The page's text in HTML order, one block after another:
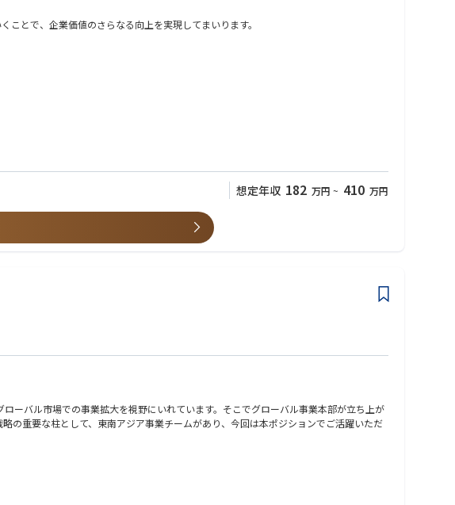
とで、企業価値のさらなる向上を実現してまいります。
想定年収 182 万円 ~ 410 万円
ーバル市場での事業拡大を視野にいれています。そこでグローバル事業本部が立ち上が
の重要な柱として、東南アジア事業チームがあり、今回は本ポジションでご活躍いただ
高い地域となっています。そこで東南アジア事業チームは、ベトナムの教育出版・サ
す。